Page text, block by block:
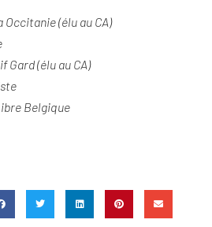
Occitanie (élu au CA)
Gard (élu au CA)
Belgique